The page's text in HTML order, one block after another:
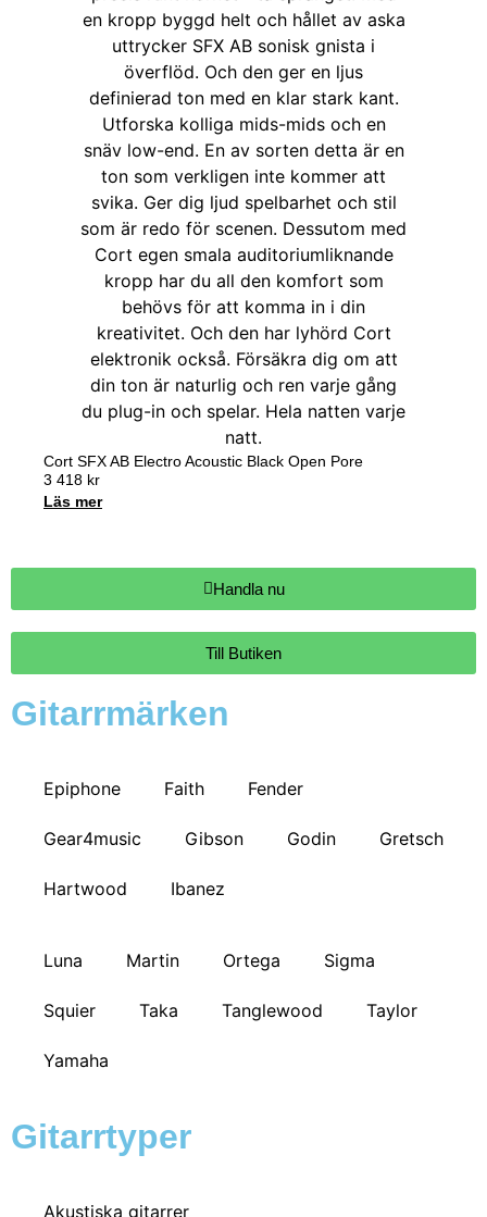
Cort SFX AB Electro Acoustic Black Open Pore
3 418 kr
Läs mer
Handla nu
Till Butiken
Gitarrmärken
Epiphone Faith Fender
Gear4music Gibson Godin Gretsch
Hartwood Ibanez
Luna Martin Ortega Sigma
Squier Taka Tanglewood Taylor
Yamaha
Gitarrtyper
Akustiska gitarrer